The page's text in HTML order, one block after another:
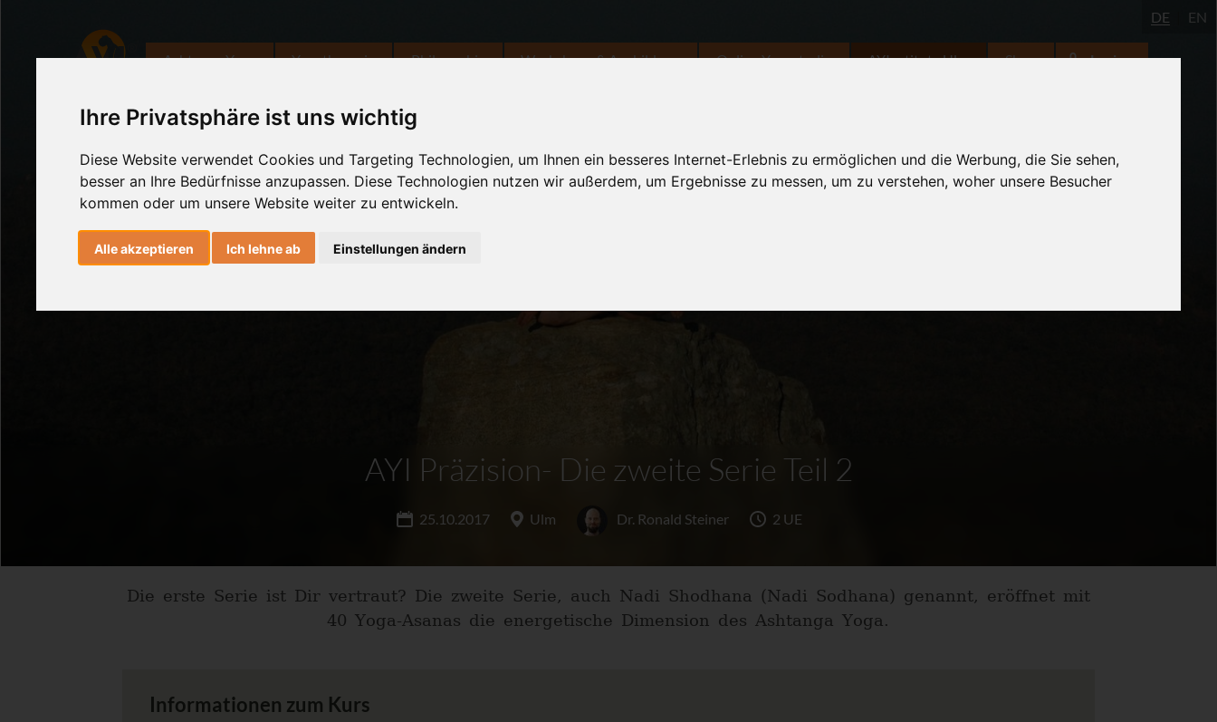
Ihre Privatsphäre ist uns wichtig
Diese Website verwendet Cookies und Targeting Technologien, um Ihnen ein besseres Internet-Erlebnis zu ermöglichen und die Werbung, die Sie sehen,
besser an Ihre Bedürfnisse anzupassen. Diese Technologien nutzen wir außerdem, um Ergebnisse zu messen, um zu verstehen, woher unsere Besucher
kommen oder um unsere Website weiter zu entwickeln.
Alle akzeptieren Ich lehne ab Einstellungen ändern
DE EN
Ashtanga Yoga Yogatherapie Philosophie Workshops & Ausbildung Online Yogastudio AYInstitute Ulm Shop Login
AYI Präzision- Die zweite Serie Teil 2
25.10.2017 Ulm Dr. Ronald Steiner 2 UE
Die erste Serie ist Dir vertraut? Die zweite Serie, auch Nadi Shodhana (Nadi Sodhana) genannt, eröffnet mit
40 Yoga-Asanas die energetische Dimension des Ashtanga Yoga.
Informationen zum Kurs